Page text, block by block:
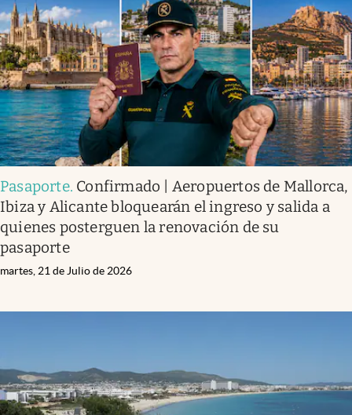
Infotechnology
Clase
Clima
Mundial 2026
Eventos Corporativos
El Cronista Studio
Mediakit
abre en nueva pestaña
Argentina
Pasaporte. Confirmado | Aeropuertos de Mallorca,
Ibiza y Alicante bloquearán el ingreso y salida a
quienes posterguen la renovación de su
pasaporte
martes, 21 de Julio de 2026